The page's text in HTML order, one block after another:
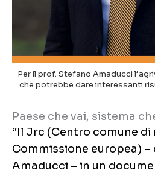
Per il prof. Stefano Amaducci
che potrebbe dare interessanti
Paese che vai, sistema
“Il Jrc (Centro comune di
Commissione europea) –
Amaducci – in un